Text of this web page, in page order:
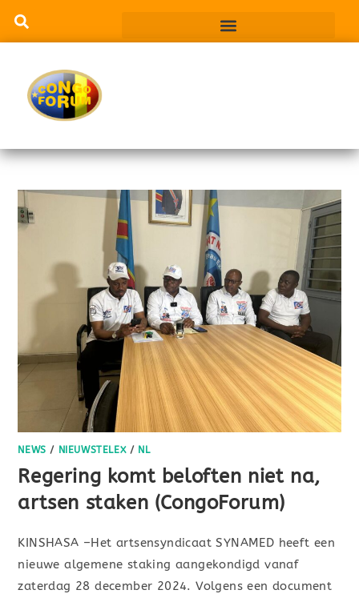
NEWS / NIEUWSTELEX/ NL
Regering komt beloften niet na,
artsen staken (CongoForum)
KINSHASA –Het artsensyndicaat SYNAMED heeft een
nieuwe algemene staking aangekondigd vanaf
zaterdag 28 december 2024. Volgens een document